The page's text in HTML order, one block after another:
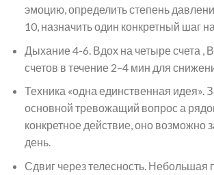
эмоцию, определить степень
10, назначить один конкретный шаг
Дыхание 4-6. Вдох на четыре счета ,
счетов в течение 2–4 мин для
Техника «одна единственная идея».
основной тревожащий вопрос а
конкретное действие, оно возможно
день.
Сдвиг через телесность. Небольшая